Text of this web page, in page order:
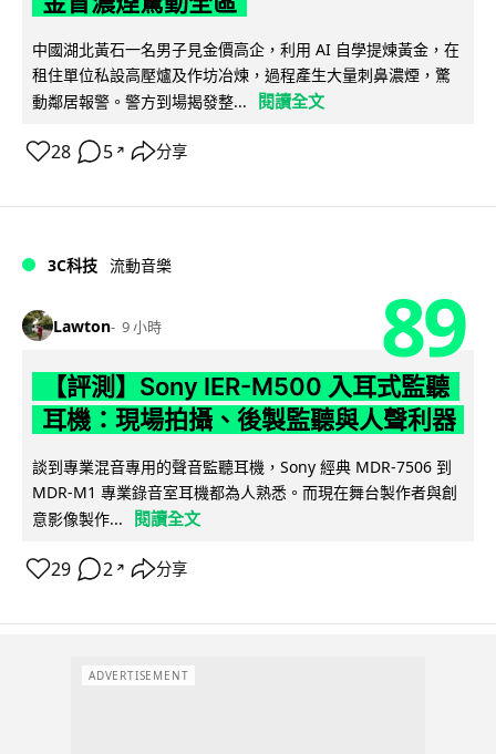
中國湖北黃石一名男子見金價高企，利用 AI 自學提煉黃金，在
租住單位私設高壓爐及作坊冶煉，過程產生大量刺鼻濃煙，驚
動鄰居報警。警方到場揭發整...
閱讀全文
28 5 ↗ 分享
3C科技 流動音樂
Lawton 9 小時 89
【評測】Sony IER-M500 入耳式監聽
耳機：現場拍攝、後製監聽與人聲利器
談到專業混音專用的聲音監聽耳機，Sony 經典 MDR-7506 到
MDR-M1 專業錄音室耳機都為人熟悉。而現在舞台製作者與創
意影像製作...
閱讀全文
29 2 ↗ 分享
ADVERTISEMENT